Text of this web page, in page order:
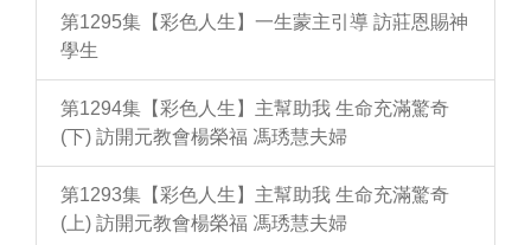
第1295集【彩色人生】一生蒙主引導 訪莊恩賜神
學生
第1294集【彩色人生】主幫助我 生命充滿驚奇
(下) 訪開元教會楊榮福 馮琇慧夫婦
第1293集【彩色人生】主幫助我 生命充滿驚奇
(上) 訪開元教會楊榮福 馮琇慧夫婦